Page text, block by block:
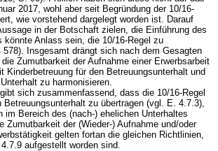
2017, wohl aber seit Begründung der 10/16-
wie vorstehend dargelegt worden ist. Darauf
in der Botschaft zielen, die Einführung des
könnte Anlass sein, die 10/16-Regel zu
578). Insgesamt drängt sich nach dem Gesagten
Zumutbarkeit der Aufnahme einer Erwerbsarbeit
Kinderbetreuung für den Betreuungsunterhalt und
zu harmonisieren.
sich zusammenfassend, dass die 10/16-Regel
zu übertragen (vgl. E. 4.7.3),
im Bereich des (nach-) ehelichen Unterhaltes
Zumutbarkeit der (Wieder-) Aufnahme und/oder
gelten fortan die gleichen Richtlinien,
aufgestellt worden sind.